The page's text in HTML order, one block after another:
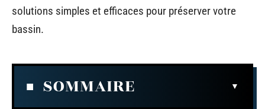
solutions simples et efficaces pour préserver votre
bassin.
SOMMAIRE